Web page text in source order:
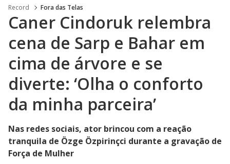
Record Fora das Telas
Caner Cindoruk relembra
cena de Sarp e Bahar em
cima de árvore e se
diverte: ‘Olha o conforto
da minha parceira’
Nas redes sociais, ator brincou com a reação
tranquila de Özge Özpirinçci durante a gravação de
Força de Mulher